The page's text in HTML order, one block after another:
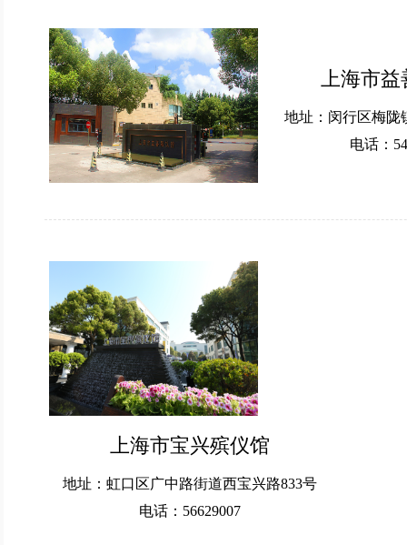
上海市
地址：闵行区梅陇
电话：
上海市宝兴殡仪馆
地址：虹口区广中路街道西宝兴路833号
电话：56629007